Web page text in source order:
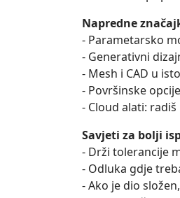
Napredne
- Parametarsko
- Generativni
- Mesh i CAD u
- Površinske
- Cloud alati:
Savjeti za bolji
- Drži tolerancije
- Odluka gdje
- Ako je dio